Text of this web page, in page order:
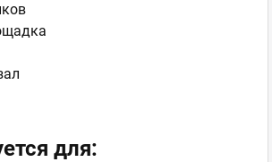
для: